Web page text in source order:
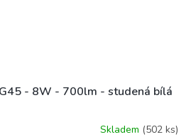
- 8W - 700lm - studená bílá
Skladem (502 ks)